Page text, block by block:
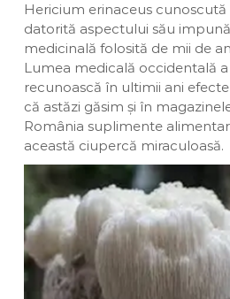
Hericium erinaceus cunoscută
datorită aspectului său
medicinală folosită de mii de
Lumea medicală occidentală
recunoască în ultimii ani
că astăzi găsim și în
România suplimente
această ciupercă miraculoasă.